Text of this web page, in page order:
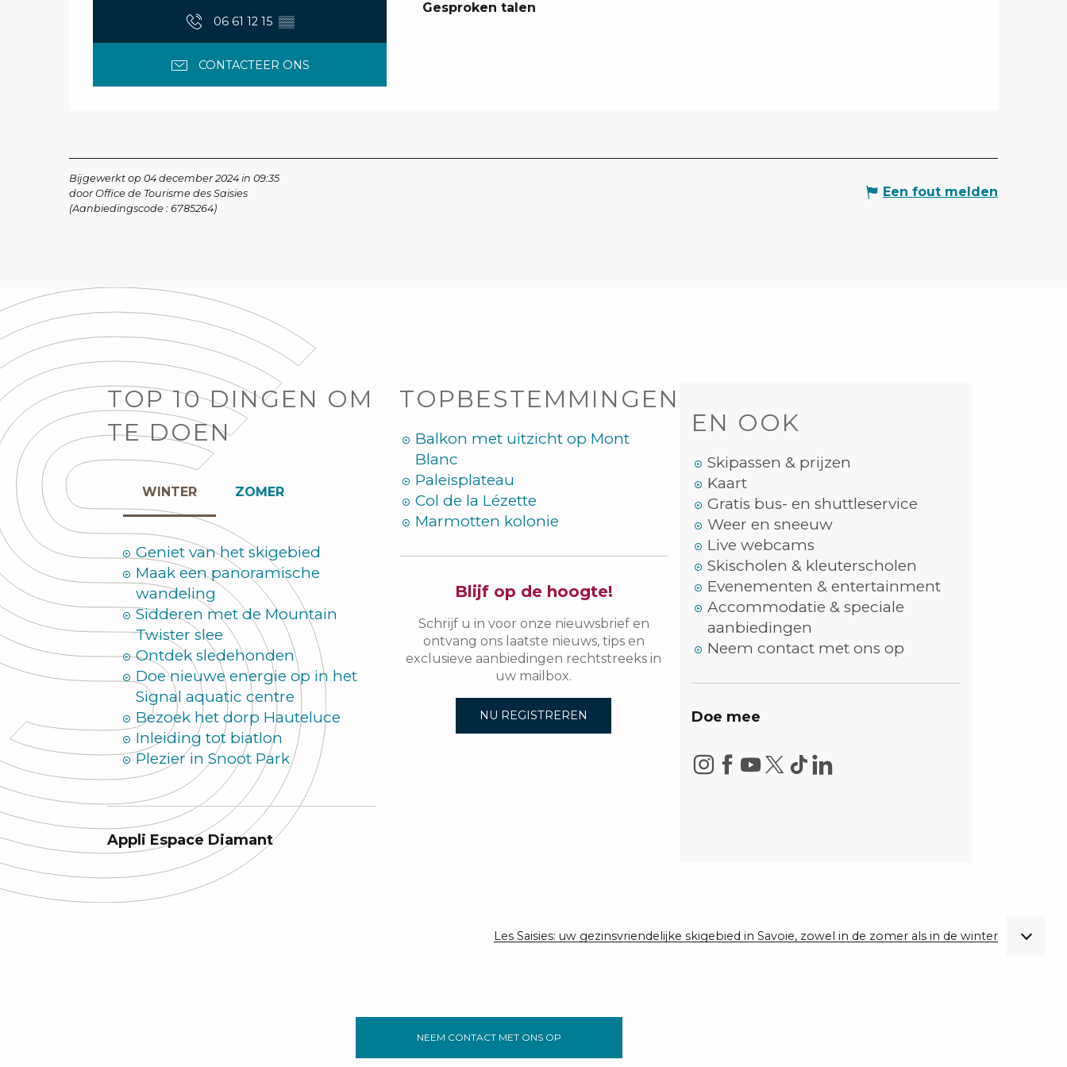
06 61 12 15 ▒▒
CONTACTEER ONS
Gesproken talen
Gesproken talen
Bijgewerkt op 04 december 2024 in 09:35
door Office de Tourisme des Saisies
(Aanbiedingscode : 6785264)
Een fout melden
TOP 10 DINGEN OM
TE DOEN
WINTER ZOMER
Geniet van het skigebied
Maak een panoramische
wandeling
Sidderen met de Mountain
Twister slee
Ontdek sledehonden
Doe nieuwe energie op in het
Signal aquatic centre
Bezoek het dorp Hauteluce
Inleiding tot biatlon
Plezier in Snoot Park
Appli Espace Diamant
TOPBESTEMMINGEN
Balkon met uitzicht op Mont
Blanc
Paleisplateau
Col de la Lézette
Marmotten kolonie
Blijf op de hoogte!
Schrijf u in voor onze nieuwsbrief en
ontvang ons laatste nieuws, tips en
exclusieve aanbiedingen rechtstreeks in
uw mailbox.
NU REGISTREREN
EN OOK
Skipassen & prijzen
Kaart
Gratis bus- en shuttleservice
Weer en sneeuw
Live webcams
Skischolen & kleuterscholen
Evenementen & entertainment
Accommodatie & speciale
aanbiedingen
Neem contact met ons op
Doe mee
Les Saisies: uw gezinsvriendelijke skigebied in Savoie, zowel in de zomer als in de winter
NEEM CONTACT MET ONS OP